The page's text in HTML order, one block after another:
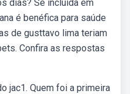
dias? Se incluída em
é benéfica para saúde
de gusttavo lima teriam
Confira as respostas
jac1. Quem foi a primeira